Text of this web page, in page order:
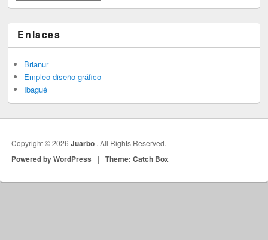
Enlaces
Brianur
Empleo diseño gráfico
Ibagué
Copyright © 2026Juarbo . All Rights Reserved.
Powered by WordPress | Theme: Catch Box